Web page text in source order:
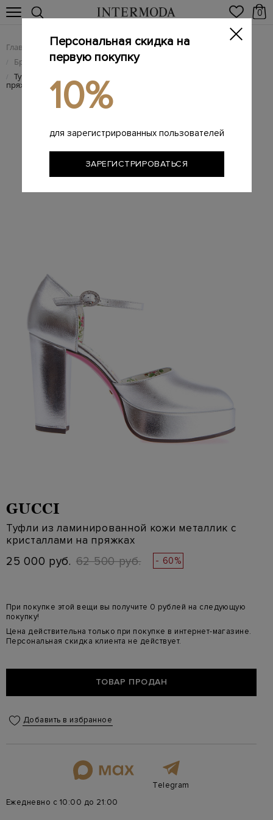
0
Главная Женщинам / Женская обувь
/ Брендовые женские туфли
/ Туфли из ламинированной кожи металлик с кристаллами на
пряжках
GUCCI
Туфли из ламинированной кожи металлик с
кристаллами на пряжках
25 000 руб. 62 500 руб. - 60%
При покупке этой вещи вы получите 0 рублей на следующую
покупку!
Цена действительна только при покупке в интернет-магазине.
Персональная скидка клиента не действует.
ТОВАР ПРОДАН
Добавить в избранное
Telegram
Ежедневно с 10:00 до 21:00
Персональная скидка на
первую покупку
10%
для зарегистрированных пользователей
ЗАРЕГИСТРИРОВАТЬСЯ